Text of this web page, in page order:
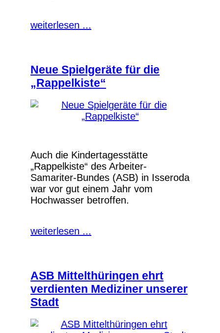
weiterlesen ...
Neue Spielgeräte für die
„Rappelkiste“
Auch die Kindertagesstätte
„Rappelkiste“ des Arbeiter-
Samariter-Bundes (ASB) in Isseroda
war vor gut einem Jahr vom
Hochwasser betroffen.
weiterlesen ...
ASB Mittelthüringen ehrt
verdienten Mediziner unserer
Stadt